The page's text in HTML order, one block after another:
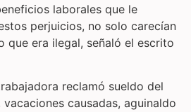
laborales que le
perjuicios, no solo carecían
que era ilegal, señaló el escrito
reclamó sueldo del
causadas, aguinaldo